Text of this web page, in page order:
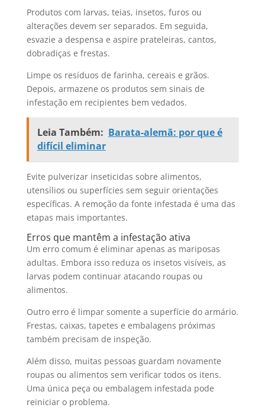
Produtos com larvas, teias, insetos, furos ou
alterações devem ser separados. Em seguida,
esvazie a despensa e aspire prateleiras, cantos,
dobradiças e frestas.
Limpe os resíduos de farinha, cereais e grãos.
Depois, armazene os produtos sem sinais de
infestação em recipientes bem vedados.
Leia Também: Barata-alemã: por que é
difícil eliminar
Evite pulverizar inseticidas sobre alimentos,
utensílios ou superfícies sem seguir orientações
específicas. A remoção da fonte infestada é uma das
etapas mais importantes.
Erros que mantêm a infestação ativa
Um erro comum é eliminar apenas as mariposas
adultas. Embora isso reduza os insetos visíveis, as
larvas podem continuar atacando roupas ou
alimentos.
Outro erro é limpar somente a superfície do armário.
Frestas, caixas, tapetes e embalagens próximas
também precisam de inspeção.
Além disso, muitas pessoas guardam novamente
roupas ou alimentos sem verificar todos os itens.
Uma única peça ou embalagem infestada pode
reiniciar o problema.